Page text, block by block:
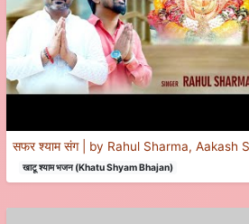
सफर श्याम संग | by Rahul Sharma, Aakash
खाटू श्याम भजन (Khatu Shyam Bhajan)